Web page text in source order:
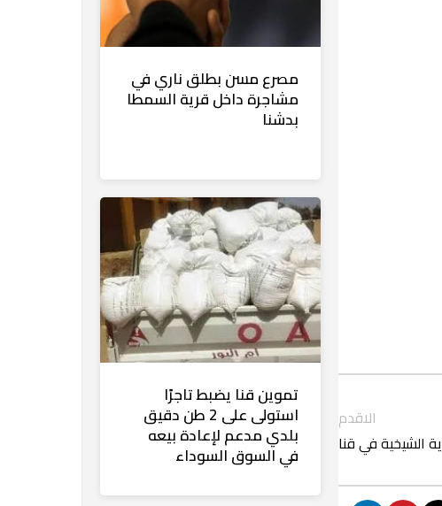
الاقدم
الشيخية في قنا
مصرع مسن بطلق ناري في
مشاجرة داخل قرية السمطا
بدشنا
تموين قنا يضبط تاجرًا
استولى على 2 طن دقيق
بلدي مدعم لإعادة بيعه
في السوق السوداء